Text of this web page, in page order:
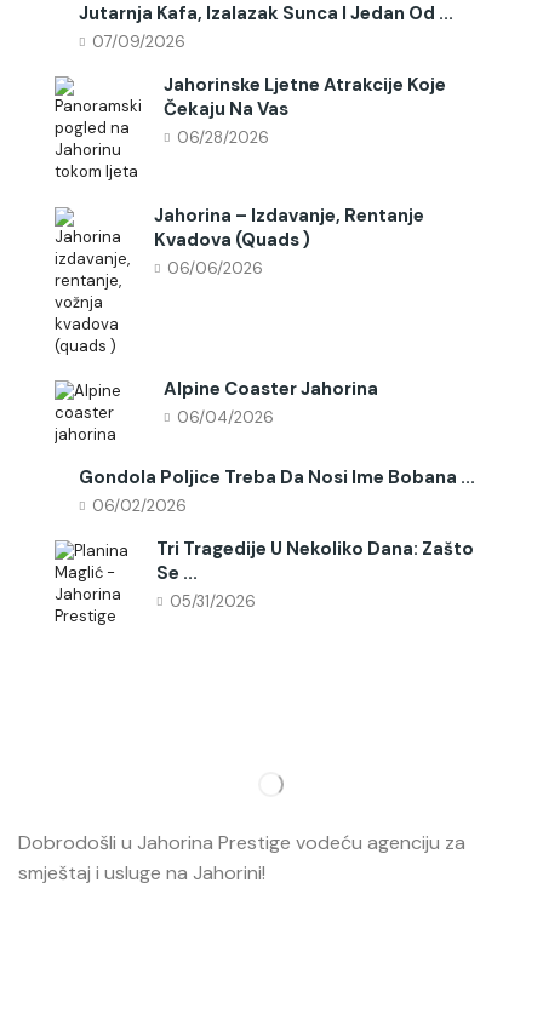
Jutarnja Kafa, Izalazak Sunca I Jedan Od ...
07/09/2026
Jahorinske Ljetne Atrakcije Koje
Čekaju Na Vas
06/28/2026
Jahorina – Izdavanje, Rentanje
Kvadova (quads )
06/06/2026
Alpine Coaster Jahorina
06/04/2026
Gondola Poljice Treba Da Nosi Ime Bobana ...
06/02/2026
Tri Tragedije U Nekoliko Dana: Zašto
Se ...
05/31/2026
Dobrodošli u Jahorina Prestige vodeću agenciju za
smještaj i usluge na Jahorini!